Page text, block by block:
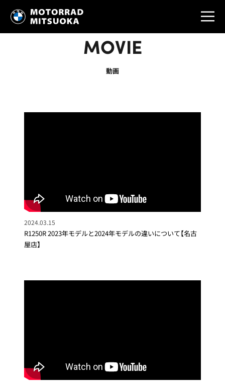
MOVIE
動画
R1250R 2023年モデルと2024年モデルの違いについて【名古
屋店】
2024.03.15